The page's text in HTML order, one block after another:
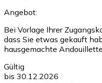
Angebot:
Bei Vorlage Ihrer
dass Sie etwas gekauft
hausgemachte
Gültig
bis 30.12.2026